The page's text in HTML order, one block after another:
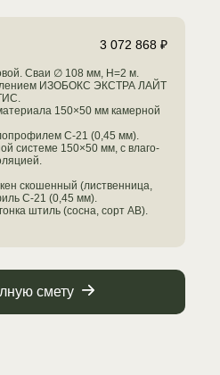
3 072 868 ₽
Сваи ∅ 108 мм, H=2 м.
ИЗОБОКС ЭКСТРА ЛАЙТ
150×50 мм камерной
С-21 (0,45 мм).
системе 150×50 мм, с влаго-
скошенный (лиственница,
С-21 (0,45 мм).
штиль (сосна, сорт АВ).
смету